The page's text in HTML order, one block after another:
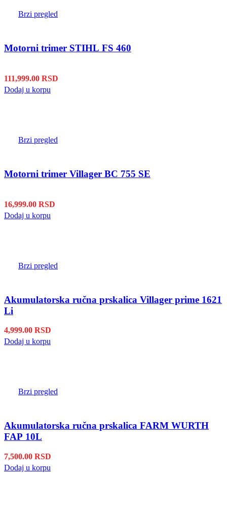
Brzi pregled
Motorni trimer STIHL FS 460
111,999.00 RSD
Dodaj u korpu
Brzi pregled
Motorni trimer Villager BC 755 SE
16,999.00 RSD
Dodaj u korpu
Brzi pregled
Akumulatorska ručna prskalica Villager prime 1621
Li
4,999.00 RSD
Dodaj u korpu
Brzi pregled
Akumulatorska ručna prskalica FARM WURTH
FAP 10L
7,500.00 RSD
Dodaj u korpu